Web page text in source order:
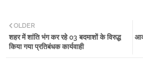
tter
OLDER
शहर में शांति भंग कर रहे 03 बदमाशों के विरुद्ध
किया गया प्रतिबंधक कार्यवाही